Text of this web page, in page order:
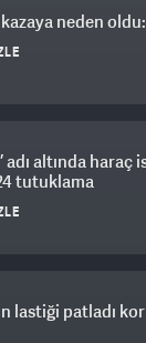
kazaya neden
adı altında
tutuklama
lastiği patladı